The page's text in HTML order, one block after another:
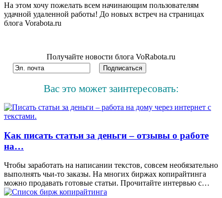
На этом хочу пожелать всем начинающим пользователям
удачной удаленной работы! До новых встреч на страницах
блога Vorabota.ru
Получайте новости блога VoRabota.ru
Вас это может заинтересовать:
Как писать статьи за деньги – отзывы о работе
на…
Чтобы заработать на написании текстов, совсем необязательно
выполнять чьи-то заказы. На многих биржах копирайтинга
можно продавать готовые статьи. Прочитайте интервью с…